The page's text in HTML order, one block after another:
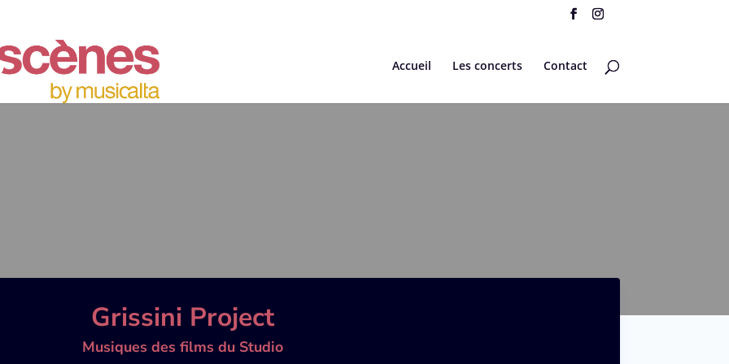
Accueil Les concerts Contact
Grissini Project
Musiques des films du Studio